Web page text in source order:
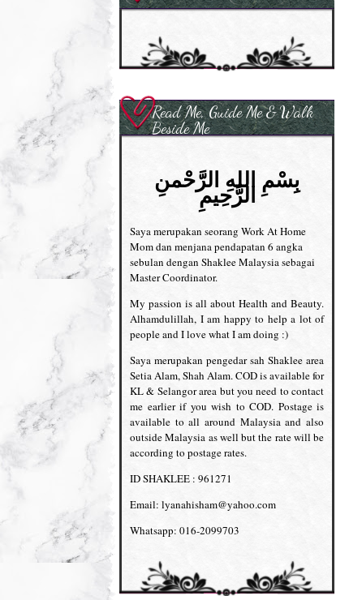
Read Me, Guide Me & Walk
Beside Me
بِسْمِ اللهِ الرَّحْمنِ
الرَّحِيمِ
Saya merupakan seorang Work At Home
Mom dan menjana pendapatan 6 angka
sebulan dengan Shaklee Malaysia sebagai
Master Coordinator.
My passion is all about Health and Beauty.
Alhamdulillah, I am happy to help a lot of
people and I love what I am doing :)
Saya merupakan pengedar sah Shaklee area
Setia Alam, Shah Alam. COD is available for
KL & Selangor area but you need to contact
me earlier if you wish to COD. Postage is
available to all around Malaysia and also
outside Malaysia as well but the rate will be
according to postage rates.
ID SHAKLEE : 961271
Email: lyanahisham@yahoo.com
Whatsapp: 016-2099703